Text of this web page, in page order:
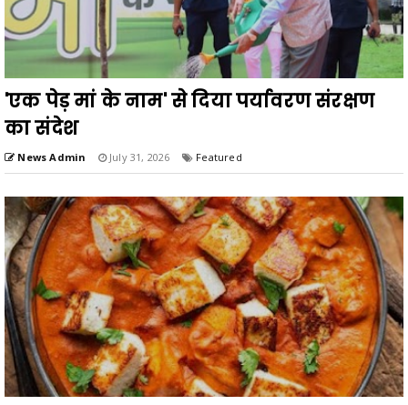
'एक पेड़ मां के नाम' से दिया पर्यावरण संरक्षण
का संदेश
News Admin July 31, 2026 Featured